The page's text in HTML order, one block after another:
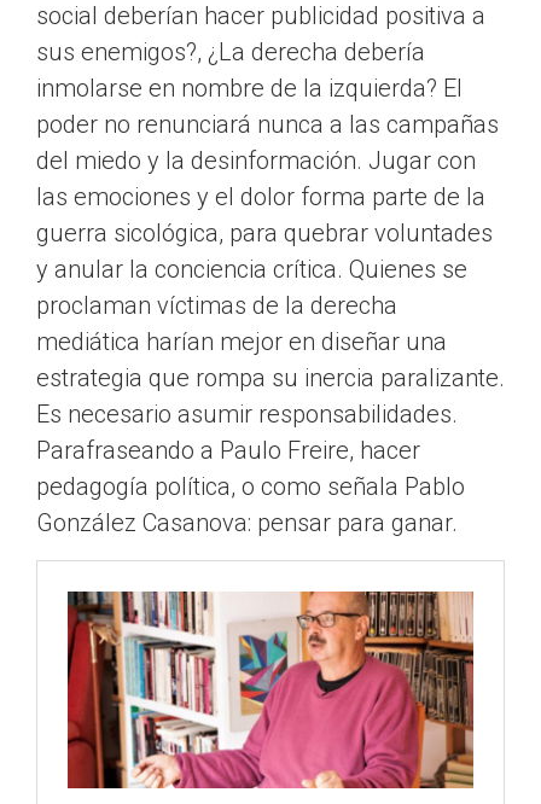
social deberían hacer publicidad positiva a
sus enemigos?, ¿La derecha debería
inmolarse en nombre de la izquierda? El
poder no renunciará nunca a las campañas
del miedo y la desinformación. Jugar con
las emociones y el dolor forma parte de la
guerra sicológica, para quebrar voluntades
y anular la conciencia crítica. Quienes se
proclaman víctimas de la derecha
mediática harían mejor en diseñar una
estrategia que rompa su inercia paralizante.
Es necesario asumir responsabilidades.
Parafraseando a Paulo Freire, hacer
pedagogía política, o como señala Pablo
González Casanova: pensar para ganar.